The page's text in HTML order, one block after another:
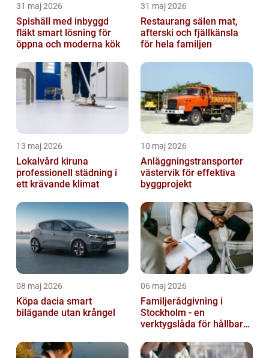
31 maj 2026
Spishäll med inbyggd
fläkt smart lösning för
öppna och moderna kök
31 maj 2026
Restaurang sälen mat,
afterski och fjällkänsla
för hela familjen
13 maj 2026
Lokalvård kiruna
professionell städning i
ett krävande klimat
10 maj 2026
Anläggningstransporter
västervik för effektiva
byggprojekt
08 maj 2026
Köpa dacia smart
bilägande utan krångel
06 maj 2026
Familjerådgivning i
Stockholm - en
verktygslåda för hållbara